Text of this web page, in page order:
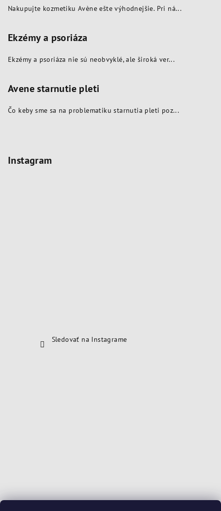
Nakupujte kozmetiku Avène ešte výhodnejšie. Pri ná...
Ekzémy a psoriáza
Ekzémy a psoriáza nie sú neobvyklé, ale široká ver...
Avene starnutie pleti
Čo keby sme sa na problematiku starnutia pleti poz...
Instagram
Sledovať na Instagrame